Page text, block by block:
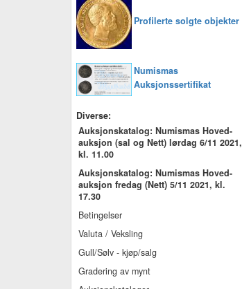
Profilerte solgte objekter
Numismas
Auksjonssertifikat
Diverse:
Auksjonskatalog: Numismas Hoved-
auksjon (sal og Nett) lørdag 6/11 2021,
kl. 11.00
Auksjonskatalog: Numismas Hoved-
auksjon fredag (Nett) 5/11 2021, kl.
17.30
Betingelser
Valuta / Veksling
Gull/Sølv - kjøp/salg
Gradering av mynt